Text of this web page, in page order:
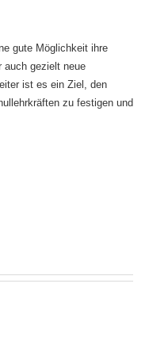
gute Möglichkeit ihre
auch gezielt neue
ist es ein Ziel, den
zu festigen und